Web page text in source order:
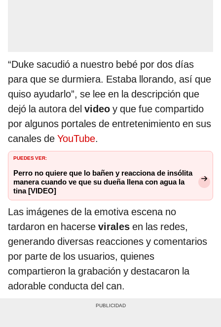
“Duke sacudió a nuestro bebé por dos días
para que se durmiera. Estaba llorando, así que
quiso ayudarlo”, se lee en la descripción que
dejó la autora del video y que fue compartido
por algunos portales de entretenimiento en sus
canales de YouTube.
PUEDES VER:
Perro no quiere que lo bañen y reacciona de insólita
manera cuando ve que su dueña llena con agua la
tina [VIDEO]
Las imágenes de la emotiva escena no
tardaron en hacerse virales en las redes,
generando diversas reacciones y comentarios
por parte de los usuarios, quienes
compartieron la grabación y destacaron la
adorable conducta del can.